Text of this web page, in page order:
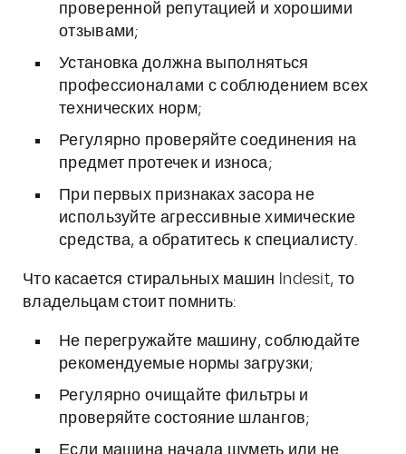
проверенной репутацией и хорошими
отзывами;
Установка должна выполняться
профессионалами с соблюдением всех
технических норм;
Регулярно проверяйте соединения на
предмет протечек и износа;
При первых признаках засора не
используйте агрессивные химические
средства, а обратитесь к специалисту.
Что касается стиральных машин Indesit, то
владельцам стоит помнить:
Не перегружайте машину, соблюдайте
рекомендуемые нормы загрузки;
Регулярно очищайте фильтры и
проверяйте состояние шлангов;
Если машина начала шуметь или не